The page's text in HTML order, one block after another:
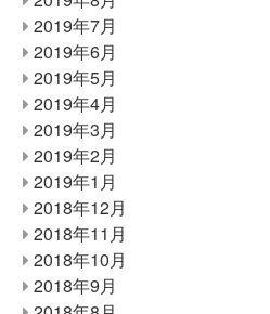
2019年7月
2019年6月
2019年5月
2019年4月
2019年3月
2019年2月
2019年1月
2018年12月
2018年11月
2018年10月
2018年9月